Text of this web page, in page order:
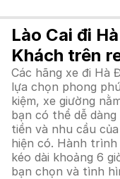
Lào Cai đi
Khách trên
Các hãng xe đi Hà
lựa chọn phong
kiệm, xe giường
bạn có thể dễ
tiền và nhu cầu
hiện có. Hành
kéo dài khoảng 6
bạn chọn và tình